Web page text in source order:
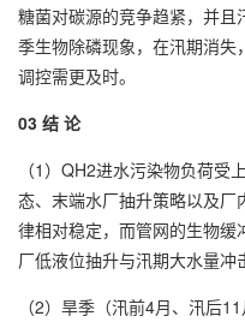
糖菌对碳源的竞争趋紧，并
季生物除磷现象，在汛期消
调控需更及时。
03 结 论
（1）QH2进水污染物负荷
态、末端水厂抽升策略以及
律相对稳定，而管网的生物
厂低液位抽升与汛期大水量冲
（2）旱季（汛前4月、汛后